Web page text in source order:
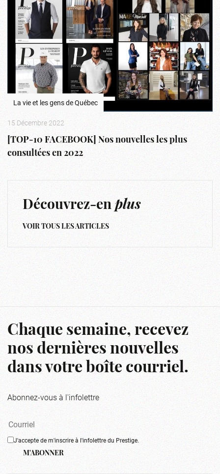
La vie et les gens de Québec
15 Décembre 2022
[TOP-10 FACEBOOK] Nos nouvelles les plus
consultées en 2022
Découvrez-enplus
VOIR TOUS LES ARTICLES
Chaque semaine, recevez
nos dernières nouvelles
dans votre boîte courriel.
Abonnez-vous à l'infolettre
J'accepte de m'inscrire à l'infolettre du Prestige.
M'ABONNER